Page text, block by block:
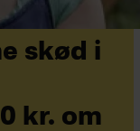
skød i
kr. om